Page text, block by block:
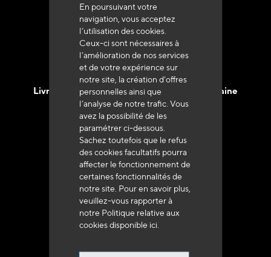
En poursuivant votre
navigation, vous acceptez
l’utilisation des cookies.
Ceux-ci sont nécessaires à
l’amélioration de nos services
et de votre expérience sur
notre site, la création d’offres
personnelles ainsi que
l’analyse de notre trafic. Vous
avez la possibilité de les
paramétrer ci-dessous.
Sachez toutefois que le refus
des cookies facultatifs pourra
affecter le fonctionnement de
certaines fonctionnalités de
notre site. Pour en savoir plus,
veuillez-vous rapporter à
notre Politique relative aux
cookies disponible ici
+33 (0)4 79 72 62 22 Taper 1
Livraison en 48h à 72h en France Métropolitaine
Franco de port
à 250 euros*